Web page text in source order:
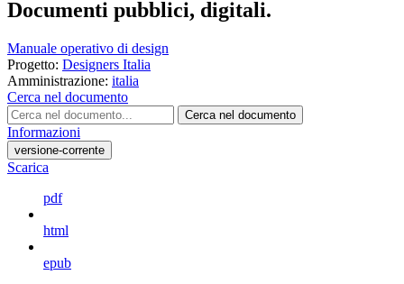
Documenti pubblici, digitali.
Manuale operativo di design
Progetto: Designers Italia
Amministrazione: italia
Cerca nel documento
Cerca nel documento
Informazioni
versione-corrente
Scarica
pdf
html
epub